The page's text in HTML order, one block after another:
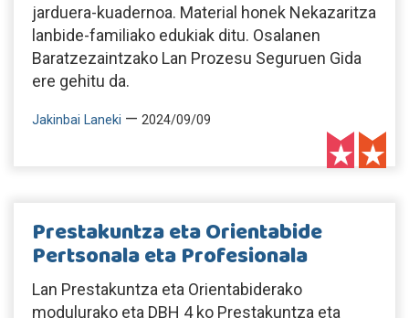
jarduera-kuadernoa. Material honek Nekazaritza
lanbide-familiako edukiak ditu. Osalanen
Baratzezaintzako Lan Prozesu Seguruen Gida
ere gehitu da.
Jakinbai Laneki — 2024/09/09
Prestakuntza eta Orientabide
Pertsonala eta Profesionala
Lan Prestakuntza eta Orientabiderako
modulurako eta DBH 4 ko Prestakuntza eta